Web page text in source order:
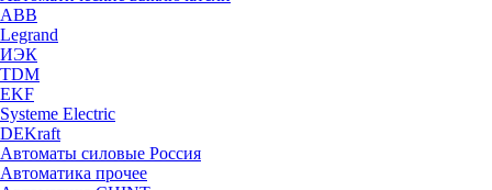
ABB
Legrand
ИЭК
TDM
EKF
Systeme Electric
DEKraft
Автоматы силовые Россия
Автоматика прочее